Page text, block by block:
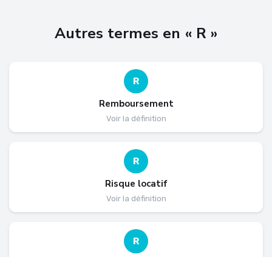
Autres termes en « R »
R
Remboursement
Voir la définition
R
Risque locatif
Voir la définition
R